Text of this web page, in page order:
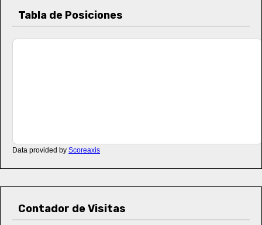
Tabla de Posiciones
Data provided by Scoreaxis
Contador de Visitas